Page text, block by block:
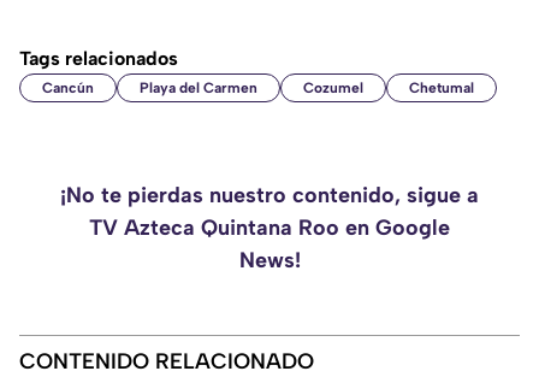
Tags relacionados
Cancún Playa del Carmen Cozumel Chetumal
¡No te pierdas nuestro contenido, sigue a
TV Azteca Quintana Roo en Google
News!
CONTENIDO RELACIONADO